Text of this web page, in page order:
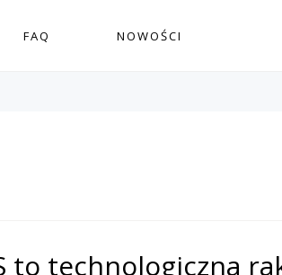
FAQ NOWOŚCI
to technologiczna